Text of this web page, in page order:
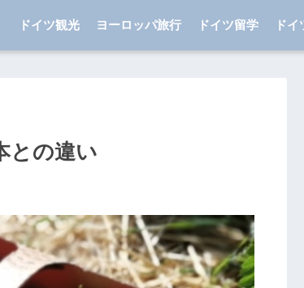
ドイツ観光 ヨーロッパ旅行 ドイツ留学 ド
との違い